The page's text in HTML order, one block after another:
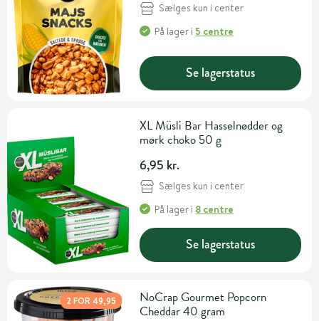
Sælges kun i center
På lager i5 centre
Se lagerstatus
XL Müsli Bar Hasselnødder og
mørk choko 50 g
6,95 kr.
Sælges kun i center
På lager i 8 centre
Se lagerstatus
2 FOR 49,95
NoCrap Gourmet Popcorn
Cheddar 40 gram